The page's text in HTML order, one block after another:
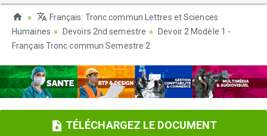
Français: Tronc commun Lettres et Sciences
Humaines
Devoirs 2nd semestre
Devoir 2 Modèle 1 -
Français Tronc commun Semestre 2
TÉLÉCHARGEZ LE DOCUMENT